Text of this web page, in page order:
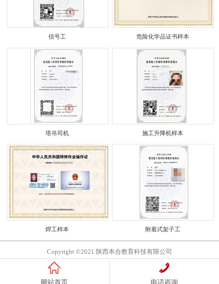
信号工 危险化学品证书样本
塔吊司机 施工升降机样本
焊工样本 附着式架子工
Copyright ©2021 陕西本合教育科技有限公司
网站首页 电话咨询